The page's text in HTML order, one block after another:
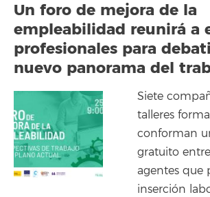
Un foro de mejora de la
empleabilidad reunirá a
profesionales para
nuevo panorama del
Siete
talleres
conforman
gratuito
agentes que
inserción